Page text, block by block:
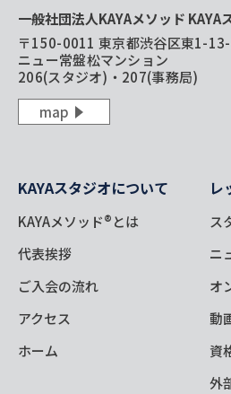
一般社団法人KAYAメソッド KAYA
〒150-0011 東京都渋谷区東1-
ニュー常盤松マンション
206(スタジオ)・207(事務局)
map
KAYAスタジオについて
KAYAメソッド®とは
代表挨拶
ご入会の流れ
アクセス
ホーム
レ
ス
ニ
オ
動
資
外